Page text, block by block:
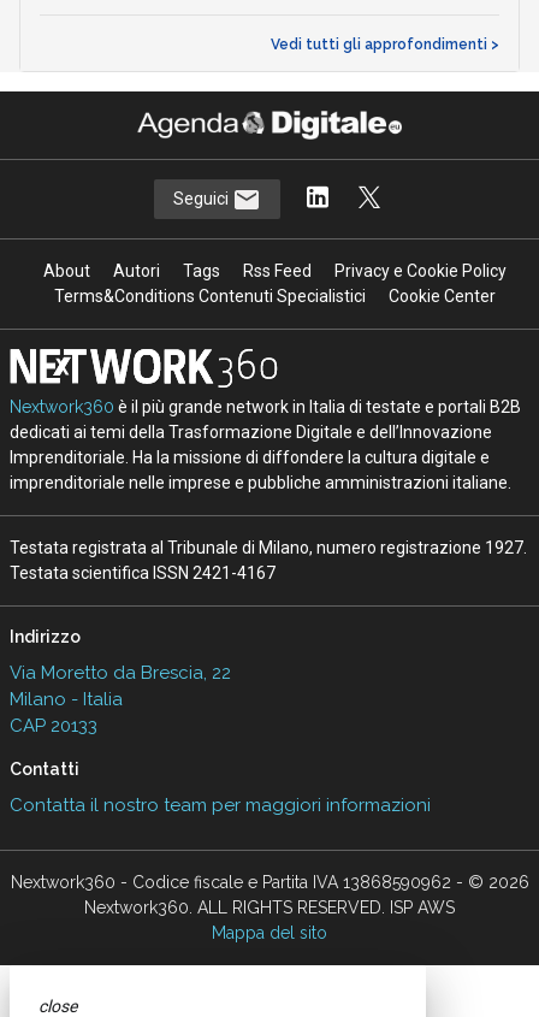
Vedi tutti gli approfondimenti >
Seguici
About Autori Tags Rss Feed
Privacy e Cookie Policy
Terms&Conditions Contenuti Specialistici
Cookie Center
Nextwork360 è il più grande network in Italia di testate e portali B2B
dedicati ai temi della Trasformazione Digitale e dell’Innovazione
Imprenditoriale. Ha la missione di diffondere la cultura digitale e
imprenditoriale nelle imprese e pubbliche amministrazioni italiane.
Testata registrata al Tribunale di Milano, numero registrazione 1927.
Testata scientifica ISSN 2421-4167
Indirizzo
Via Moretto da Brescia, 22
Milano - Italia
CAP 20133
Contatti
Contatta il nostro team per maggiori informazioni
Nextwork360 - Codice fiscale e Partita IVA 13868590962 - © 2026
Nextwork360. ALL RIGHTS RESERVED. ISP AWS
Mappa del sito
close